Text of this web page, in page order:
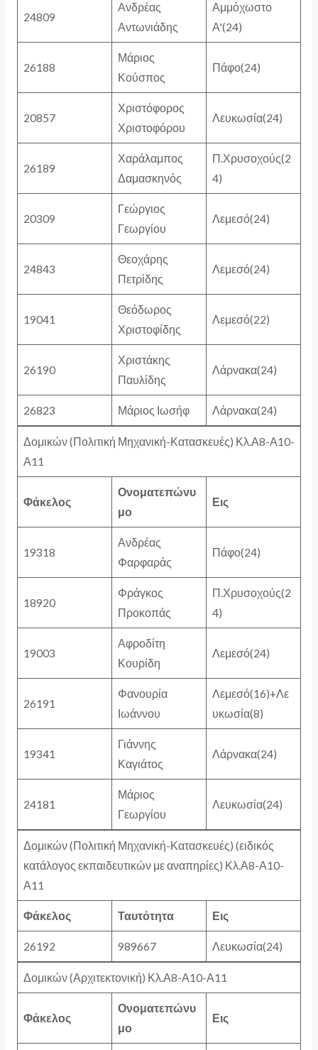
24809
Ανδρέας
Αντωνιάδης
Αμμόχωστο
Α'(24)
26188
Μάριος
Κούσπος
Πάφο(24)
20857
Χριστόφορος
Χριστοφόρου
Λευκωσία(24)
26189
Χαράλαμπος
Δαμασκηνός
Π.Χρυσοχούς(2
4)
20309
Γεώργιος
Γεωργίου
Λεμεσό(24)
24843
Θεοχάρης
Πετρίδης
Λεμεσό(24)
19041
Θεόδωρος
Χριστοφίδης
Λεμεσό(22)
26190
Χριστάκης
Παυλίδης
Λάρνακα(24)
26823 Μάριος Ιωσήφ Λάρνακα(24)
Δομικών (Πολιτική Μηχανική-Κατασκευές) Κλ.Α8-Α10-
Α11
Φάκελος
Ονοματεπώνυ
μο
Εις
19318
Ανδρέας
Φαρφαράς
Πάφο(24)
18920
Φράγκος
Προκοπάς
Π.Χρυσοχούς(2
4)
19003
Αφροδίτη
Κουρίδη
Λεμεσό(24)
26191
Φανουρία
Ιωάννου
Λεμεσό(16)+Λε
υκωσία(8)
19341
Γιάννης
Καγιάτος
Λάρνακα(24)
24181
Μάριος
Γεωργίου
Λευκωσία(24)
Δομικών (Πολιτική Μηχανική-Κατασκευές) (ειδικός
κατάλογος εκπαιδευτικών με αναπηρίες) Κλ.Α8-Α10-
Α11
Φάκελος Ταυτότητα Εις
26192 989667 Λευκωσία(24)
Δομικών (Αρχιτεκτονική) Κλ.Α8-Α10-Α11
Φάκελος
Ονοματεπώνυ
μο
Εις